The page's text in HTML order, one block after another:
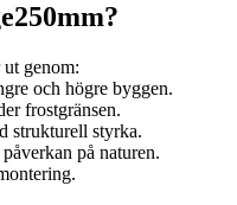
genom:
och högre byggen.
frostgränsen.
strukturell styrka.
på naturen.